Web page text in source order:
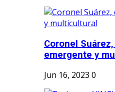
Coronel
emergente y
Jun 16, 2023 0